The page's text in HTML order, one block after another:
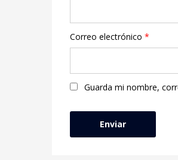
Correo electrónico *
Guarda mi nombre,